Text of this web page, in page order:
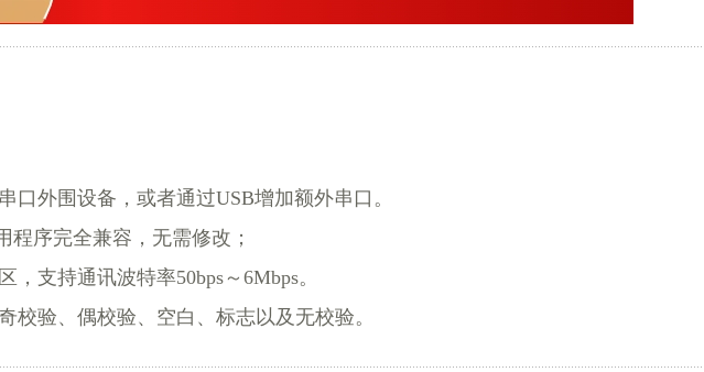
外围设备，或者通过USB增加额外串口。
程序完全兼容，无需修改；
支持通讯波特率50bps～6Mbps。
校验、偶校验、空白、标志以及无校验。